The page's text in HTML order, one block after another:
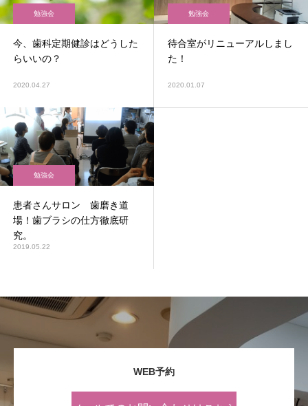
勉強会
今、歯科定期健診はどうした
らいいの？
2020.04.27
勉強会
待合室がリニューアルしまし
た！
2020.01.07
勉強会
患者さんサロン 歯磨き道
場！歯ブラシの仕方徹底研
究。
2019.05.22
WEB予約